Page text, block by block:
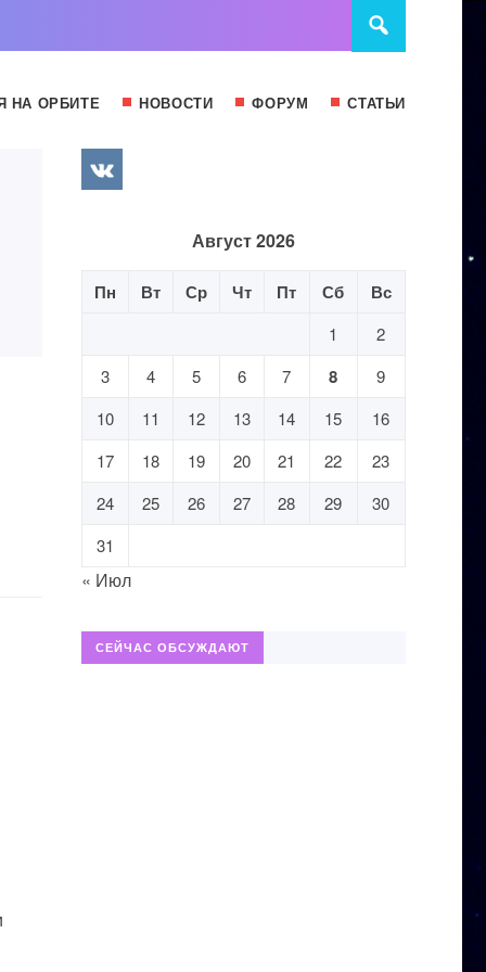
НА ОРБИТЕ НОВОСТИ ФОРУМ СТАТЬИ
Август 2026
Пн Вт Ср Чт Пт Сб Вс
1
2
3
4 5 6 7 8
9
10
11 12 13 14 15
16
17
18 19 20 21 22
23
24
25 26 27 28 29
30
31
« Июл
СЕЙЧАС ОБСУЖДАЮТ